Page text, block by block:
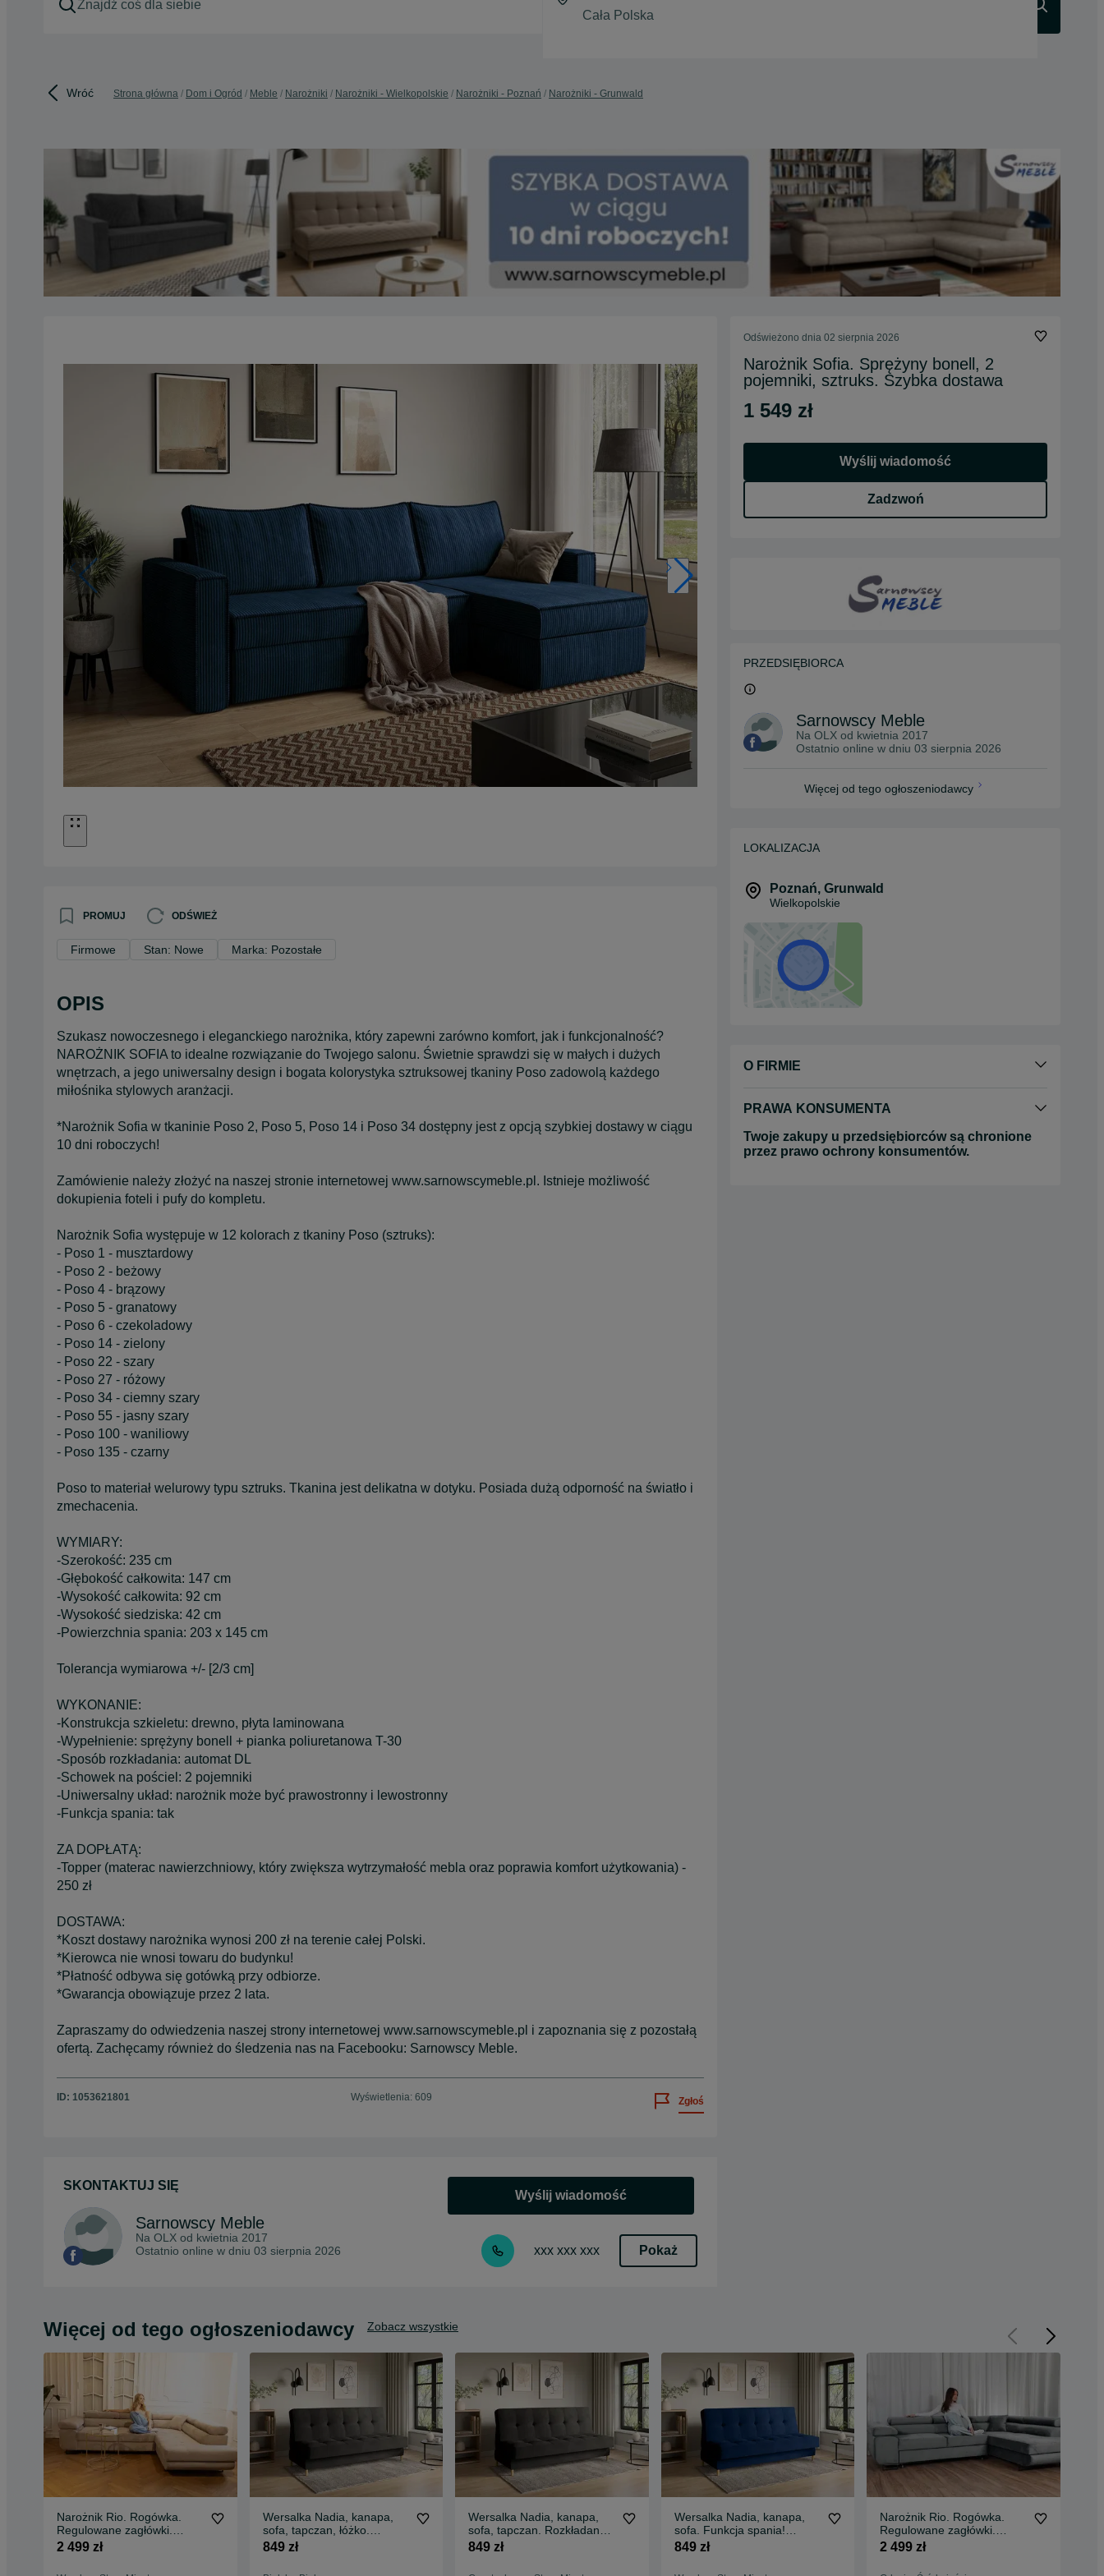
Wróć Strona główna Dom i Ogród Meble Narożniki Narożniki - Wielkopolskie Narożniki - Poznań Narożniki - Grunwald
PROMUJ ODŚWIEŻ
Firmowe Stan: Nowe Marka: Pozostałe
OPIS
Szukasz nowoczesnego i eleganckiego narożnika, który zapewni zarówno komfort, jak i funkcjonalność?
NAROŻNIK SOFIA to idealne rozwiązanie do Twojego salonu. Świetnie sprawdzi się w małych i dużych
wnętrzach, a jego uniwersalny design i bogata kolorystyka sztruksowej tkaniny Poso zadowolą każdego
miłośnika stylowych aranżacji.
*Narożnik Sofia w tkaninie Poso 2, Poso 5, Poso 14 i Poso 34 dostępny jest z opcją szybkiej dostawy w ciągu
10 dni roboczych!
Zamówienie należy złożyć na naszej stronie internetowej www.sarnowscymeble.pl. Istnieje możliwość
dokupienia foteli i pufy do kompletu.
Narożnik Sofia występuje w 12 kolorach z tkaniny Poso (sztruks):
- Poso 1 - musztardowy
- Poso 2 - beżowy
- Poso 4 - brązowy
- Poso 5 - granatowy
- Poso 6 - czekoladowy
- Poso 14 - zielony
- Poso 22 - szary
- Poso 27 - różowy
- Poso 34 - ciemny szary
- Poso 55 - jasny szary
- Poso 100 - waniliowy
- Poso 135 - czarny
Poso to materiał welurowy typu sztruks. Tkanina jest delikatna w dotyku. Posiada dużą odporność na światło i
zmechacenia.
WYMIARY:
-Szerokość: 235 cm
-Głębokość całkowita: 147 cm
-Wysokość całkowita: 92 cm
-Wysokość siedziska: 42 cm
-Powierzchnia spania: 203 x 145 cm
Tolerancja wymiarowa +/- [2/3 cm]
WYKONANIE:
-Konstrukcja szkieletu: drewno, płyta laminowana
-Wypełnienie: sprężyny bonell + pianka poliuretanowa T-30
-Sposób rozkładania: automat DL
-Schowek na pościel: 2 pojemniki
-Uniwersalny układ: narożnik może być prawostronny i lewostronny
-Funkcja spania: tak
ZA DOPŁATĄ:
-Topper (materac nawierzchniowy, który zwiększa wytrzymałość mebla oraz poprawia komfort użytkowania) -
250 zł
DOSTAWA:
*Koszt dostawy narożnika wynosi 200 zł na terenie całej Polski.
*Kierowca nie wnosi towaru do budynku!
*Płatność odbywa się gotówką przy odbiorze.
*Gwarancja obowiązuje przez 2 lata.
Zapraszamy do odwiedzenia naszej strony internetowej www.sarnowscymeble.pl i zapoznania się z pozostałą
ofertą. Zachęcamy również do śledzenia nas na Facebooku: Sarnowscy Meble.
ID: 1053621801 Wyświetlenia: 609 Zgłoś
SKONTAKTUJ SIĘ
Sarnowscy Meble
Na OLX od kwietnia 2017
Ostatnio online w dniu 03 sierpnia 2026
Wyślij wiadomość
xxx xxx xxx Pokaż
Odświeżono dnia 02 sierpnia 2026
Narożnik Sofia. Sprężyny bonell, 2
pojemniki, sztruks. Szybka dostawa
1 549 zł
Wyślij wiadomość
Zadzwoń
PRZEDSIĘBIORCA
Sarnowscy Meble
Na OLX od kwietnia 2017
Ostatnio online w dniu 03 sierpnia 2026
Więcej od tego ogłoszeniodawcy
LOKALIZACJA
Poznań, Grunwald
Wielkopolskie
O FIRMIE
PRAWA KONSUMENTA
Twoje zakupy u przedsiębiorców są chronione
przez prawo ochrony konsumentów.
Więcej od tego ogłoszeniodawcy Zobacz wszystkie
Narożnik Rio. Rogówka.
Regulowane zagłówki.
Sztruks! Szybka dostawa!
2 499 zł
Wersalka Nadia, kanapa,
sofa, tapczan, łóżko.
Sprężyny! Szybka dostawa
849 zł
Wersalka Nadia, kanapa,
sofa, tapczan. Rozkładana!
Szybka dostawa!
849 zł
Wersalka Nadia, kanapa,
sofa. Funkcja spania!
Sprężyny! Szybka dostawa
849 zł
Narożnik Rio. Rogówka.
Regulowane zagłówki.
Sprężyny! Szybka dostawa!
2 499 zł